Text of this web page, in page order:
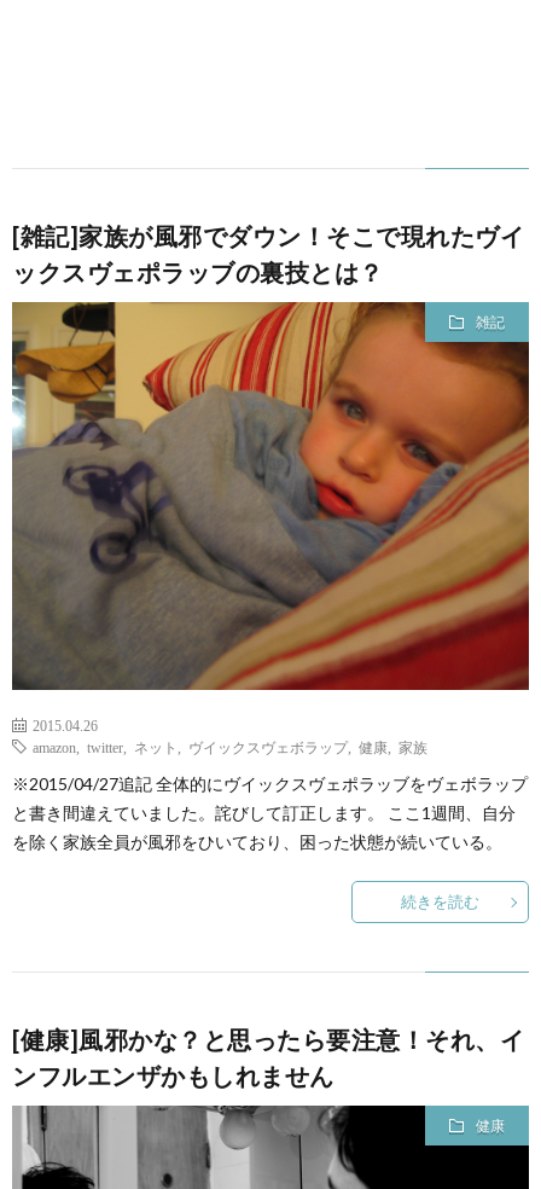
[雑記]家族が風邪でダウン！そこで現れたヴイ
ックスヴェポラッブの裏技とは？
雑記
2015.04.26
amazon
twitter ネット ヴイックスヴェボラップ, 健康 家族
※2015/04/27追記 全体的にヴイックスヴェポラッブをヴェボラップ
と書き間違えていました。詫びして訂正します。 ここ1週間、自分
を除く家族全員が風邪をひいており、困った状態が続いている。
続きを読む
[健康]風邪かな？と思ったら要注意！それ、イ
ンフルエンザかもしれません
健康